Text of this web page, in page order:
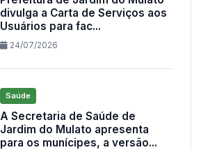
divulga a Carta de Serviços aos
Usuários para fac...
24/07/2026
Saúde
A Secretaria de Saúde de
Jardim do Mulato apresenta
para os munícipes, a versão...